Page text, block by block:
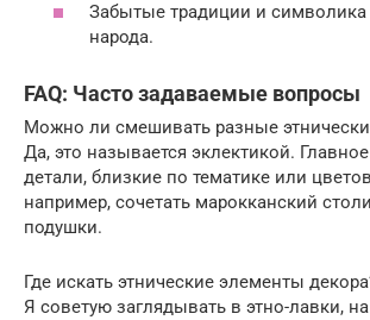
Забытые традиции и
народа.
FAQ: Часто задаваемые вопросы
Можно ли смешивать разные
Да, это называется эклектикой.
детали, близкие по тематике или
например, сочетать марокканский
подушки.
Где искать этнические элементы
Я советую заглядывать в этно-лавки,